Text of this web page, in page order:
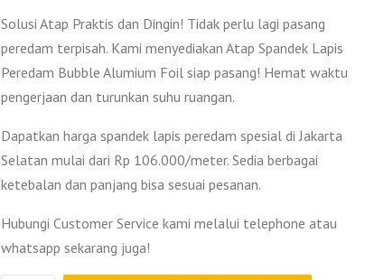
Solusi Atap Praktis dan Dingin! Tidak perlu lagi pasang
peredam terpisah. Kami menyediakan Atap Spandek Lapis
Peredam Bubble Alumium Foil siap pasang! Hemat waktu
pengerjaan dan turunkan suhu ruangan.
Dapatkan harga spandek lapis peredam spesial di Jakarta
Selatan mulai dari Rp 106.000/meter. Sedia berbagai
ketebalan dan panjang bisa sesuai pesanan.
Hubungi Customer Service kami melalui telephone atau
whatsapp sekarang juga!